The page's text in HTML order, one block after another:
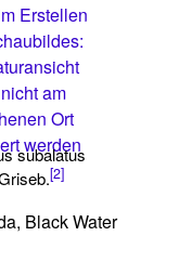
Erstellen
am
Ort
werden
subalatus
[2]
Black Water